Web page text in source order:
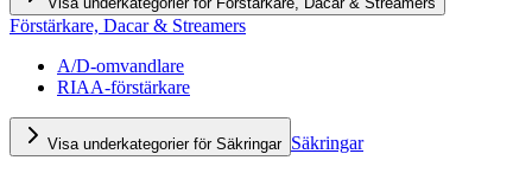
Förstärkare, Dacar & Streamers
A/D-omvandlare
RIAA-förstärkare
Visa underkategorier för Säkringar Säkringar